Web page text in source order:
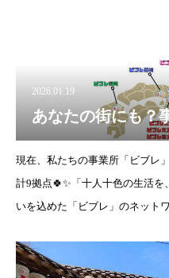
2026.01.19
あなたの街にも？
現在、私たちの事業所「ビブレ
計9拠点🍀✨「十人十色の生活
いを込めた「ビブレ」のネット
ひ事業所一覧をチェ